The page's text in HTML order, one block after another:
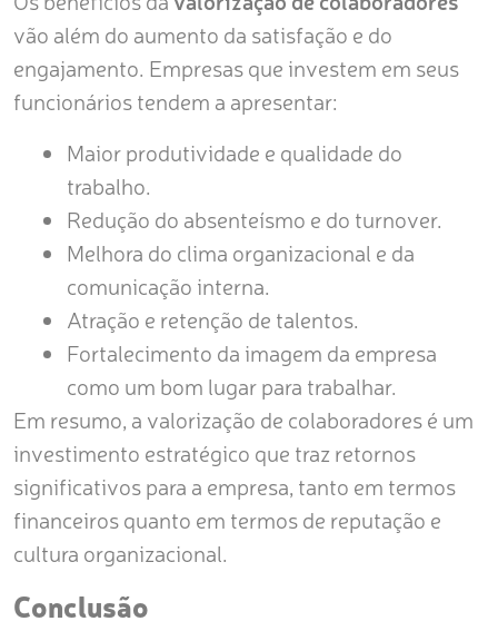
vão além do aumento da satisfação e do
engajamento. Empresas que investem em seus
funcionários tendem a apresentar:
Maior produtividade e qualidade do
trabalho.
Redução do absenteísmo e do turnover.
Melhora do clima organizacional e da
comunicação interna.
Atração e retenção de talentos.
Fortalecimento da imagem da empresa
como um bom lugar para trabalhar.
Em resumo, a valorização de colaboradores é um
investimento estratégico que traz retornos
significativos para a empresa, tanto em termos
financeiros quanto em termos de reputação e
cultura organizacional.
Conclusão